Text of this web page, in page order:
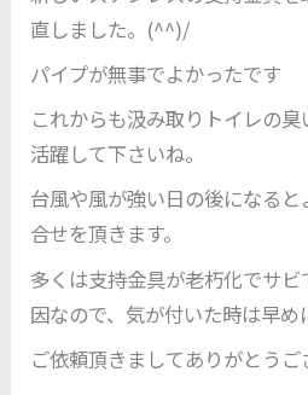
直しました。(^^)/
パイプが無事でよかったです
これからも汲み取りトイレの
活躍して下さいね。
台風や風が強い日の後になる
合せを頂きます。
多くは支持金具が老朽化でサ
因なので、気が付いた時は早め
ご依頼頂きましてありがとうご